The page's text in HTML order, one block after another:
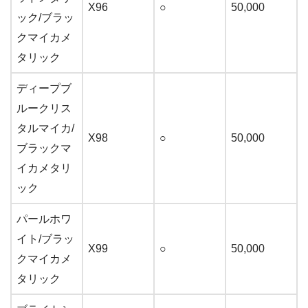
ック/ブラッ
クマイカメ
タリック
X96 ○ 50,000
ディープブ
ルークリス
タルマイカ/
ブラックマ
イカメタリ
ック
X98 ○ 50,000
パールホワ
イト/ブラッ
クマイカメ
タリック
X99 ○ 50,000